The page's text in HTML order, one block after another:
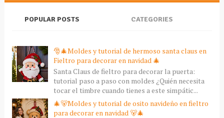
POPULAR POSTS CATEGORIES
🎅🎄Moldes y tutorial de hermoso santa claus en
Fieltro para decorar en navidad 🎄
Santa Claus de fieltro para decorar la puerta:
tutorial paso a paso con moldes ¿Quién necesita
tocar el timbre cuando tienes a este simpátic...
🎄🐻Moldes y tutorial de osito navideño en fieltro
para decorar en navidad 🐻🎄